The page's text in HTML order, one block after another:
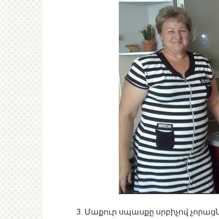
3. Մաքուր սպասքը սրբիչով